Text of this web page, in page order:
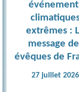
extrêmes :
message
évêques de
27 juillet 2026